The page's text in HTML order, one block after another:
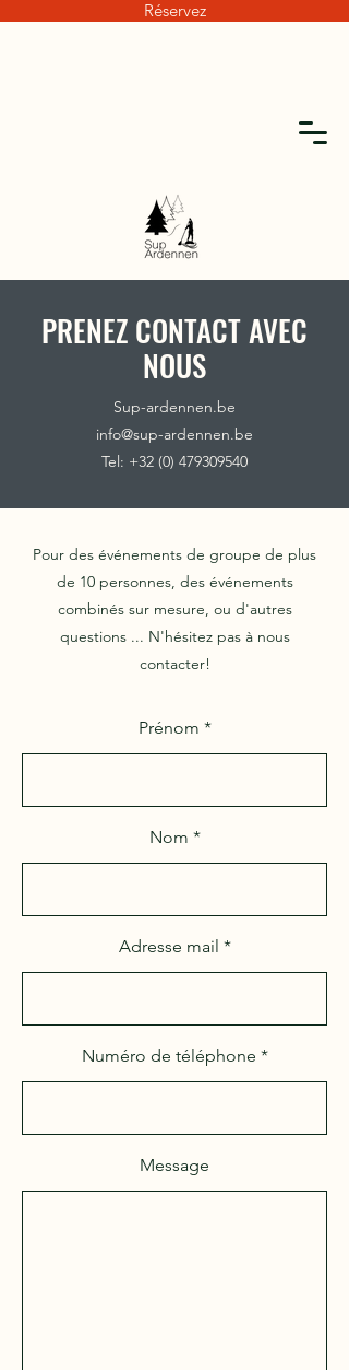
Réservez
PRENEZ CONTACT AVEC
NOUS
Sup-ardennen.be
info@sup-ardennen.be
Tel: +32 (0) 479309540
Pour des événements de groupe de plus
de 10 personnes, des événements
combinés sur mesure, ou d'autres
questions ... N'hésitez pas à nous
contacter!
Prénom
Nom
Adresse mail
Numéro de téléphone
Message